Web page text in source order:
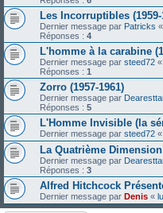
Les Incorruptibles (1959-
Dernier message par Patricks «
Réponses : 4
L'homme à la carabine
Dernier message par steed72 «
Réponses : 1
Zorro (1957-1961)
Dernier message par
Réponses : 5
L'Homme Invisible (la
Dernier message par steed72 «
La Quatrième Dimension
Dernier message par
Réponses : 3
Alfred Hitchcock
Dernier message par Denis «